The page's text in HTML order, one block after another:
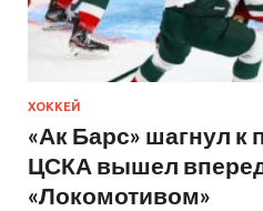
ХОККЕЙ
«Ак Барс» шагнул к
ЦСКА вышел
«Локомотивом»